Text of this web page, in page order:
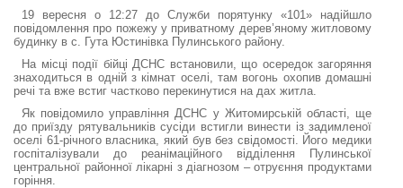
19 вересня о 12:27 до Служби порятунку «101» надійшло
повідомлення про пожежу у приватному дерев’яному житловому
будинку в с. Гута Юстинівка Пулинського району.
На місці події бійці ДСНС встановили, що осередок загоряння
знаходиться в одній з кімнат оселі, там вогонь охопив домашні
речі та вже встиг частково перекинутися на дах житла.
Як повідомило управління ДСНС у Житомирській області, ще
до приїзду рятувальників сусіди встигли винести із задимленої
оселі 61-річного власника, який був без свідомості. Його медики
госпіталізували до реанімаційного відділення Пулинської
центральної районної лікарні з діагнозом – отруєння продуктами
горіння.